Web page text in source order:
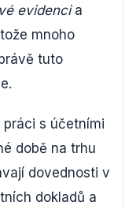
evidencia
mnoho
tuto
s účetními
době na trhu
dovednosti v
dokladů a